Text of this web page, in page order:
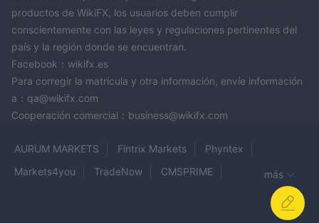
productos de WikiFX, los usuarios deben cumplir
conscientemente con las leyes y regulaciones pertinentes del
país y la región donde se encuentran.
Facebook：wikifx.es
Para corregir la matrícula y otra información, envíe información
a：qa@wikifx.com
Cooperación comercial：business@wikifx.com
AURUM MARKETS Fintrix Markets
Phyntex
Markets4you
TradeNow
CMSPRIME
más